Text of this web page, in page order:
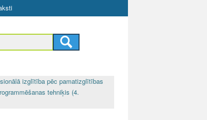
izglītība pēc pamatizglītības
tehniķis (4.